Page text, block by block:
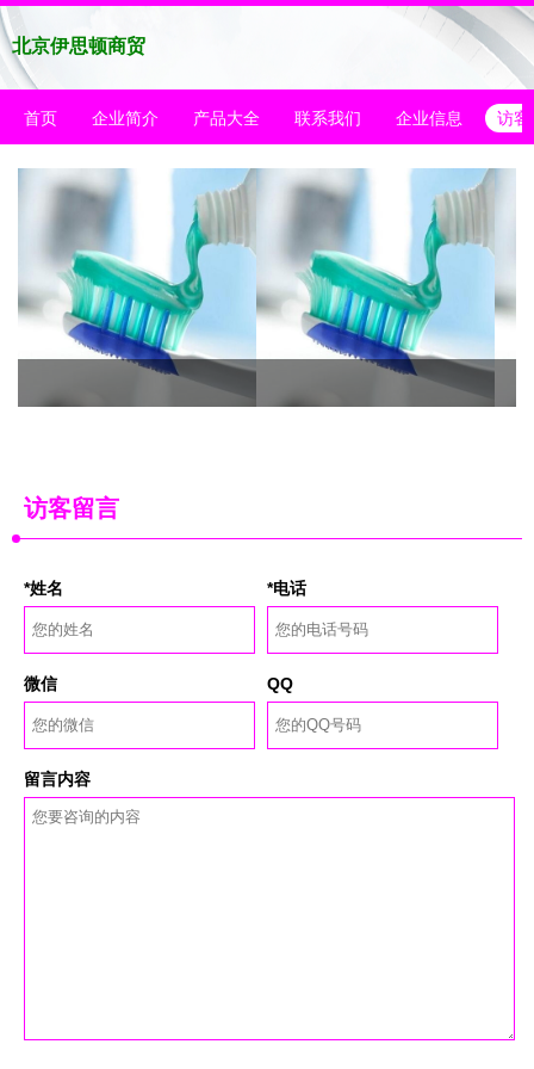
北京伊思顿商贸
首页 企业简介 产品大全 联系我们 企业信息 访客
访客留言
*姓名 *电话
微信 QQ
留言内容